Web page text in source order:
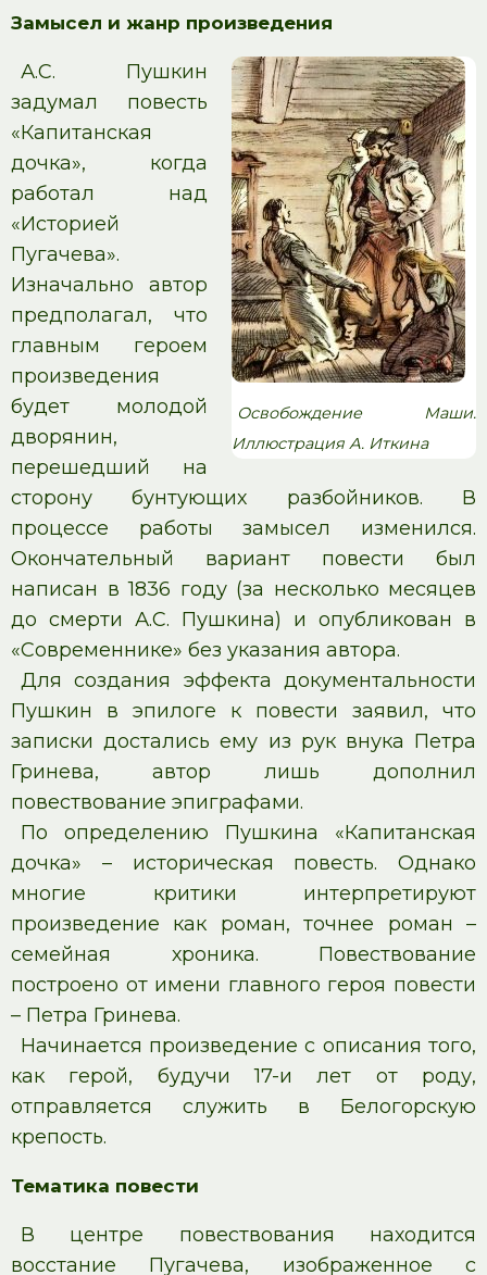
Замысел и жанр произведения
Освобождение Маши.
Иллюстрация А. Иткина
А.С. Пушкин
задумал повесть
«Капитанская
дочка», когда
работал над
«Историей
Пугачева».
Изначально автор
предполагал, что
главным героем
произведения
будет молодой
дворянин,
перешедший на
сторону бунтующих разбойников. В
процессе работы замысел изменился.
Окончательный вариант повести был
написан в 1836 году (за несколько месяцев
до смерти А.С. Пушкина) и опубликован в
«Современнике» без указания автора.
Для создания эффекта документальности
Пушкин в эпилоге к повести заявил, что
записки достались ему из рук внука Петра
Гринева, автор лишь дополнил
повествование эпиграфами.
По определению Пушкина «Капитанская
дочка» – историческая повесть. Однако
многие критики интерпретируют
произведение как роман, точнее роман –
семейная хроника. Повествование
построено от имени главного героя повести
– Петра Гринева.
Начинается произведение с описания того,
как герой, будучи 17-и лет от роду,
отправляется служить в Белогорскую
крепость.
Тематика повести
В центре повествования находится
восстание Пугачева, изображенное с